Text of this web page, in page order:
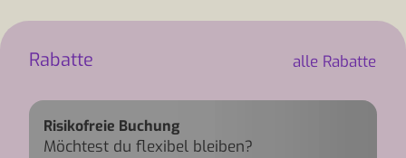
Rabatte alle Rabatte
Risikofreie Buchung
Möchtest du flexibel bleiben?